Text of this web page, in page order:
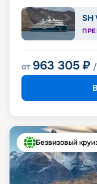
SH
от 963 305 ₽
Безвизовый